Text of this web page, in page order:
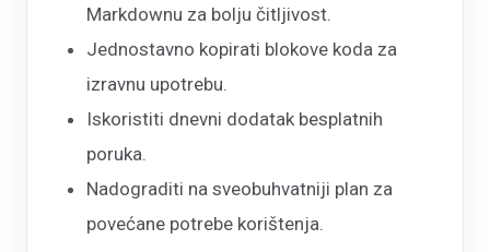
Markdownu za bolju čitljivost.
Jednostavno kopirati blokove koda za
izravnu upotrebu.
Iskoristiti dnevni dodatak besplatnih
poruka.
Nadograditi na sveobuhvatniji plan za
povećane potrebe korištenja.